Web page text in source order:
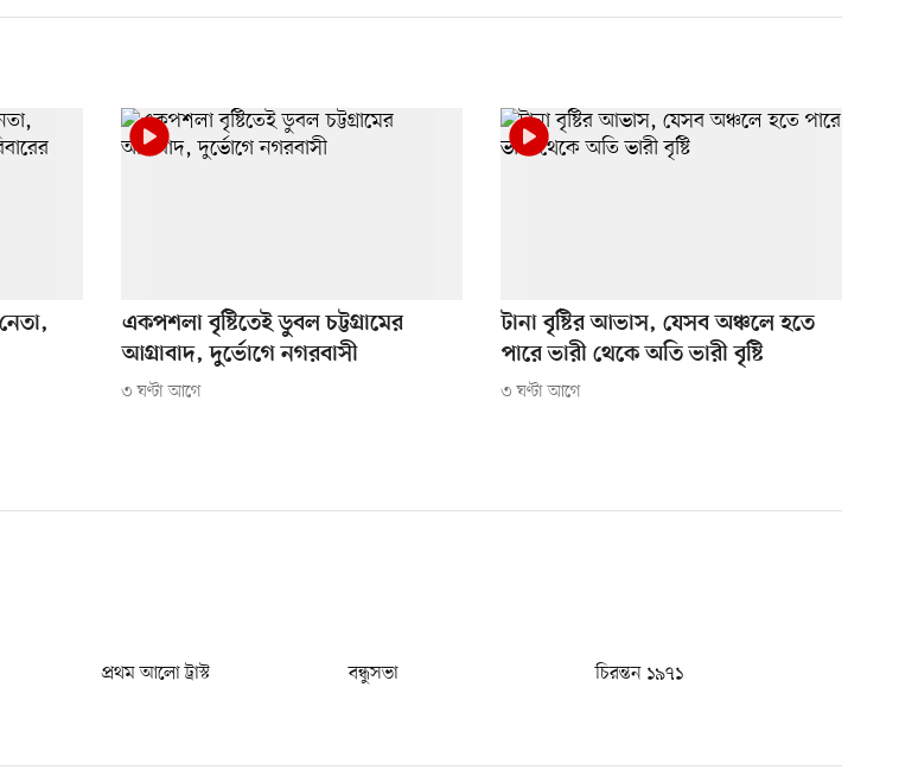
একপশলা বৃষ্টিতেই ডুবল চট্টগ্রামের
আগ্রাবাদ, দুর্ভোগে নগরবাসী
৩ ঘণ্টা আগে
টানা বৃষ্টির আভাস, যেসব অঞ্চলে হতে
পারে ভারী থেকে অতি ভারী বৃষ্টি
৩ ঘণ্টা আগে
প্রথম আলো ট্রাস্ট বন্ধুসভা
চিরন্তন ১৯৭১